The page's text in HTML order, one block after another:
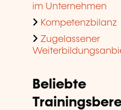
im Unternehmen
Kompetenzbilanz
Zugelassener
Beliebte